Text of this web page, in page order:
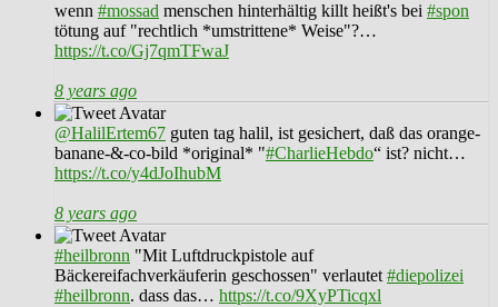
wenn #mossad menschen hinterhältig killt heißt's bei #spon
tötung auf "rechtlich *umstrittene* Weise"?…
https://t.co/Gj7qmTFwaJ
8 years ago
@HalilErtem67 guten tag halil, ist gesichert, daß das orange-
banane-&-co-bild *original* "#CharlieHebdo“ ist? nicht…
https://t.co/y4dJoIhubM
8 years ago
#heilbronn "Mit Luftdruckpistole auf
Bäckereifachverkäuferin geschossen" verlautet #diepolizei
#heilbronn. dass das… https://t.co/9XyPTicqxl